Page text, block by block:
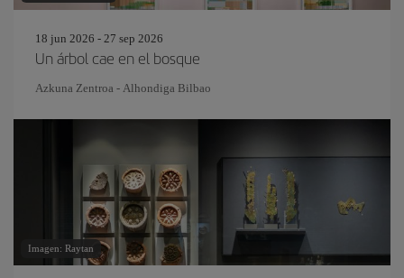
18 jun 2026 - 27 sep 2026
Un árbol cae en el bosque
Azkuna Zentroa - Alhondiga Bilbao
Imagen: Raytan